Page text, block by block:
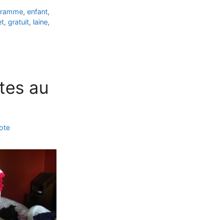
, enfant,
, gratuit, laine,
au